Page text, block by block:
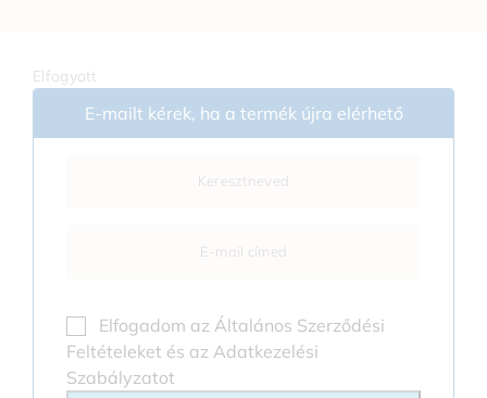
Elfogyott
E-mailt kérek, ha a termék újra elérhető
Elfogadom az Általános Szerződési
Feltételeket és az Adatkezelési
Szabályzatot